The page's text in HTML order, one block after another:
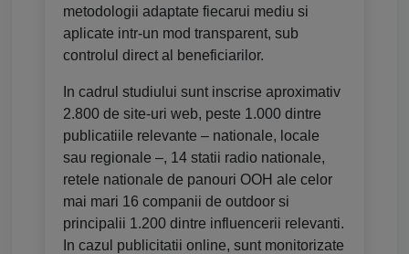
metodologii adaptate fiecarui mediu si
aplicate intr-un mod transparent, sub
controlul direct al beneficiarilor.
In cadrul studiului sunt inscrise aproximativ
2.800 de site-uri web, peste 1.000 dintre
publicatiile relevante – nationale, locale
sau regionale –, 14 statii radio nationale,
retele nationale de panouri OOH ale celor
mai mari 16 companii de outdoor si
principalii 1.200 dintre influencerii relevanti.
In cazul publicitatii online, sunt monitorizate